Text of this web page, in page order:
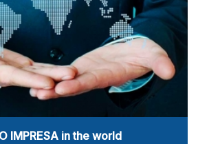
IMPRESA in the world